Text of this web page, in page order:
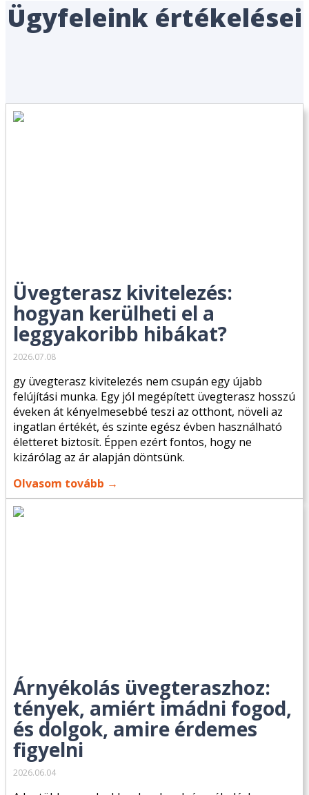
Ügyfeleink értékelései
Üvegterasz kivitelezés:
hogyan kerülheti el a
leggyakoribb hibákat?
2026.07.08
gy üvegterasz kivitelezés nem csupán egy újabb
felújítási munka. Egy jól megépített üvegterasz hosszú
éveken át kényelmesebbé teszi az otthont, növeli az
ingatlan értékét, és szinte egész évben használható
életteret biztosít. Éppen ezért fontos, hogy ne
kizárólag az ár alapján döntsünk.
Olvasom tovább →
Árnyékolás üvegteraszhoz:
tények, amiért imádni fogod,
és dolgok, amire érdemes
figyelni
2026.06.04